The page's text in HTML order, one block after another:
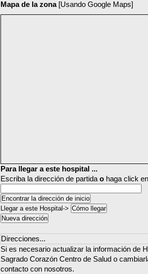
Mapa de la zona[Usando Google Maps]
Para llegar a este hospital ...
Escriba la dirección de partida o haga click
Llegar a este Hospital->
Direcciones...
Si es necesario actualizar la información de
Sagrado Corazón Centro de Salud o
contacto con nosotros.